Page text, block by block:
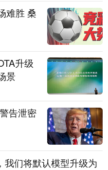
难胜 桑
升级
景
告泄密
们将默认模型升级为